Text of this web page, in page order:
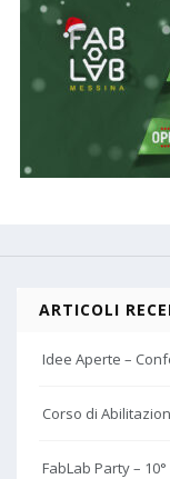
ARTICOLI
Idee Aperte –
Corso di
FabLab Party –